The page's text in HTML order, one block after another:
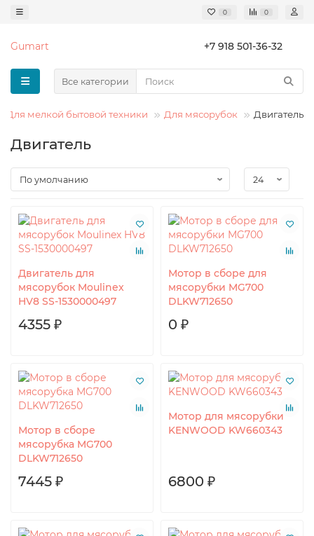
0 0
Gumart +7 918 501-36-32
Все категории
Для мелкой бытовой техники Для мясорубок Двигатель
Двигатель
Двигатель для
мясорубок Moulinex
HV8 SS-1530000497
4355 ₽
Мотор в сборе для
мясорубки MG700
DLKW712650
0 ₽
Мотор в сборе
мясорубка MG700
DLKW712650
7445 ₽
Мотор для мясорубки
KENWOOD KW660343
6800 ₽